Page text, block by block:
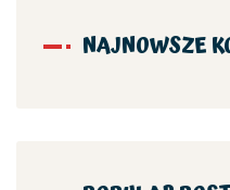
NAJNOWSZE